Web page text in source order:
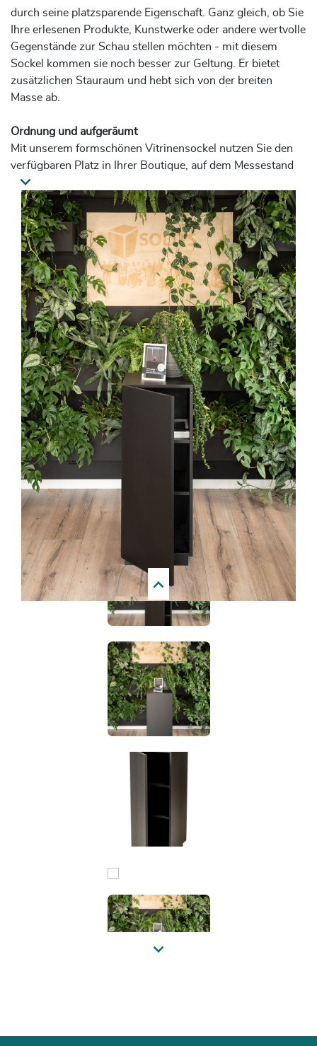
durch seine platzsparende Eigenschaft. Ganz gleich, ob Sie
Ihre erlesenen Produkte, Kunstwerke oder andere wertvolle
Gegenstände zur Schau stellen möchten - mit diesem
Sockel kommen sie noch besser zur Geltung. Er bietet
zusätzlichen Stauraum und hebt sich von der breiten
Masse ab.
Ordnung und aufgeräumt
Mit unserem formschönen Vitrinensockel nutzen Sie den
verfügbaren Platz in Ihrer Boutique, auf dem Messestand
oder zu Hause. Sein einzigartiges Design ermöglicht es
Ihnen, Gegenstände einfach zu verstauen. So entsteht ein
aufgeräumter und organisierter Raum.
Push-to-open-System
Das Grundmodell unserer Sockelschränke hat eine Tür mit
Push-to-open-Technologie. Dies bedeutet, dass es keine
sichtbaren Griffe gibt, die vielleicht das eleganten Design
beeinträchtigen könnten. Die Tür kann sowohl an der
Vorderseite als auch der Rückseite des Schranksockels
eingebaut werden sowie mit dem Türanschlag rechts oder
links. Dies gibt Ihnen ein Maximum an Flexibilität bei der
Anpassung des Sockels an Ihre spezifischen Bedürfnisse
und räumlichen Gegebenheiten.
Hochwertiges Eichenfurnier, schwarz (RAL 9005) lackiert
Ab September 2024 werden diese Sockel nicht mehr mit
einer satinierten seidenmatten, sondern mit einer matten
Lackierung versehen. Der aus hochwertigem schwarzem
Eichenfurnier vom Type "Dosse" hergestellte
Schranksockel besitzt eine Fußleiste mit einer Höhe von 50
mm und 25 mm nach innen versetzt. Dieses Furnier ist mit
einer schönen Holzmaserung versehen, die
charakteristisch für das Aussehen von Eiche ist. Dank der
sorgfältigen Verarbeitung durch unsere eigenen Fachkräfte
sind an den Ecken praktisch keine störenden Linien
sichtbar. Dieses schwarze Eichenfurnier verleiht dem
Sockel ein natürliches, jedoch schickes Aussehen, welches
wiederum zu verschiedenen Einrichtungsstilen passt. Mit
dem schwarzen Furniersockel erhalten Sie ein robustes
Produkt mit Langlebigkeit, sodass Ihre Kostbarkeiten sicher
und stabil präsentiert werden können. Ob im Geschäft, auf
der Messe oder in den eigenen vier Wänden - mit diesem
Platz zu optimieren und gleichzeitig Ihre Lieblingsobjekte
Lassen Sie sich begeistern von unserem Angebot an
schwarzen Schranksockeln. Bestellen Sie noch heute Ihren
Schranksockel und genießen Sie die Kombination aus
Next